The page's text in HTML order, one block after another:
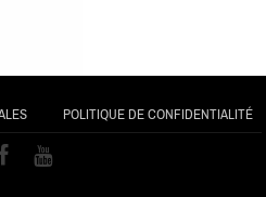
POLITIQUE DE CONFIDENTIALITÉ